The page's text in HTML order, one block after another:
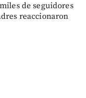
de seguidores
reaccionaron